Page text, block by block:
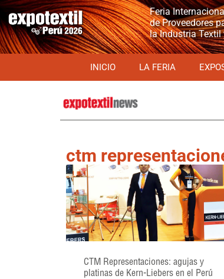
Feria
de Proveedores
la Industria Textil
INICIO LA FERIA
ctm
CTM Representaciones: agujas y
platinas de Kern-Liebers en el Perú